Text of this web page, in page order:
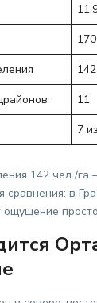
11
7
142 чел./
сравнения: в